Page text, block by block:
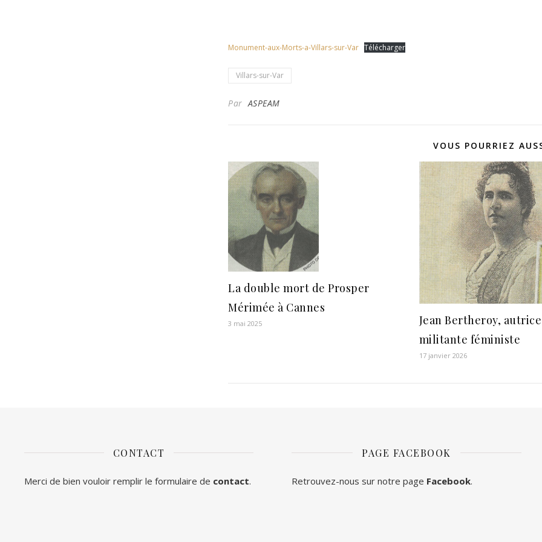
Monument-aux-Morts-a-Villars-sur-Var Télécharger
Villars-sur-Var
ParASPEAM
VOUS POURRIEZ
La double mort de Prosper
Mérimée à Cannes
3 mai 2025
Jean Bertheroy,
militante féministe
17 janvier 2026
CONTACT
Merci de bien vouloir remplir le formulaire de contact.
PAGE FACEBOOK
Retrouvez-nous sur notre page Facebook.